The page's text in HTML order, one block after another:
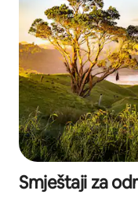
Smještaji za